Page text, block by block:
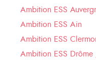
Ambition ESS
Ambition ESS Ain
Ambition ESS
Ambition ESS